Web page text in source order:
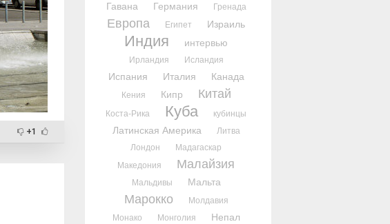
+1
Гавана
Германия Гренада
Европа Египет Израиль
Индия интервью
Ирландия Исландия
Испания Италия Канада
Кения Кипр Китай
Коста-Рика Куба кубинцы
Латинская Америка
Литва
Лондон
Мадагаскар
Македония
Малайзия
Мальдивы Мальта
Марокко
Молдавия
Монако
Монголия
Непал